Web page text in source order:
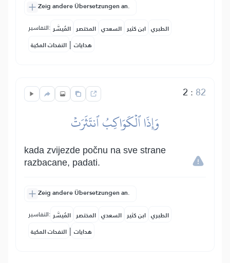
Zeig andere Übersetzungen an.
التفاسير: المُيسَّر المختصر السعدي ابن كثير الطبري
النفحات المكية | هدايات
2 : 82
وَإِذَا ٱلۡكَوَاكِبُ ٱنتَثَرَتۡ
kada zvijezde počnu na sve strane
razbacane, padati.
Zeig andere Übersetzungen an.
التفاسير: المُيسَّر المختصر السعدي ابن كثير الطبري
النفحات المكية | هدايات